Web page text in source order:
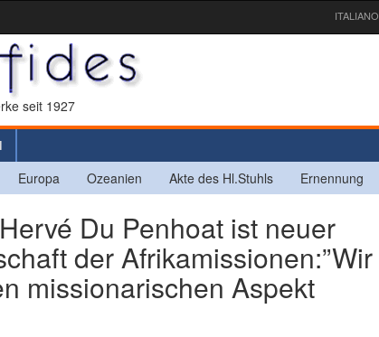
ITALIANO
seit 1927
Europa Ozeanien Akte des Hl.Stuhls Ernennung
Du Penhoat ist neuer
der Afrikamissionen:”Wir
missionarischen Aspekt